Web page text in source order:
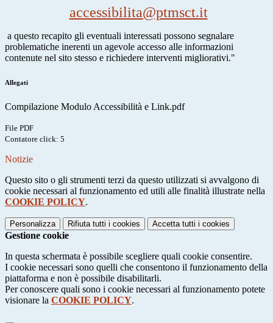
accessibilita@ptmsct.it
a questo recapito gli eventuali interessati possono segnalare
problematiche inerenti un agevole accesso alle informazioni
contenute nel sito stesso e richiedere interventi migliorativi."
Allegati
Compilazione Modulo Accessibilità e Link.pdf
File PDF
Contatore click: 5
Notizie
Questo sito o gli strumenti terzi da questo utilizzati si avvalgono di
cookie necessari al funzionamento ed utili alle finalità illustrate nella
COOKIE POLICY.
Personalizza Rifiuta tutti i cookies Accetta tutti i cookies
Gestione cookie
In questa schermata è possibile scegliere quali cookie consentire.
I cookie necessari sono quelli che consentono il funzionamento della
piattaforma e non è possibile disabilitarli.
Per conoscere quali sono i cookie necessari al funzionamento potete
visionare la COOKIE POLICY.